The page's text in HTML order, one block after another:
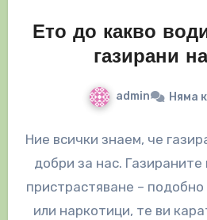
Ето до какво
газирани
admin Няма
Ние всички знаем, че
добри за нас.
пристрастяване – подобно
или наркотици, те ви